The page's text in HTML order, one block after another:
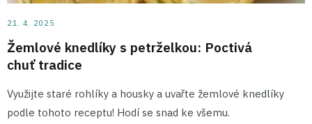
21. 4. 2025
Žemlové knedlíky s petrželkou: Poctivá
chuť tradice
Využijte staré rohlíky a housky a uvařte žemlové knedlíky
podle tohoto receptu! Hodí se snad ke všemu.